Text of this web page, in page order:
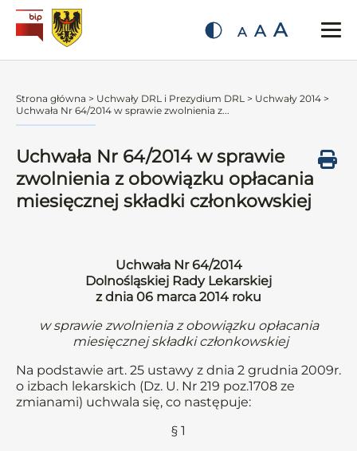
A A A
Strona główna > Uchwały DRL i Prezydium DRL > Uchwały 2014 >
Uchwała Nr 64/2014 w sprawie zwolnienia z...
Uchwała Nr 64/2014 w sprawie
zwolnienia z obowiązku opłacania
miesięcznej składki członkowskiej
Uchwała Nr 64/2014
Dolnośląskiej Rady Lekarskiej
z dnia 06 marca 2014 roku
w sprawie zwolnienia z obowiązku opłacania
miesięcznej składki członkowskiej
Na podstawie art. 25 ustawy z dnia 2 grudnia 2009r.
o izbach lekarskich (Dz. U. Nr 219 poz.1708 ze
zmianami) uchwala się, co następuje:
§ 1